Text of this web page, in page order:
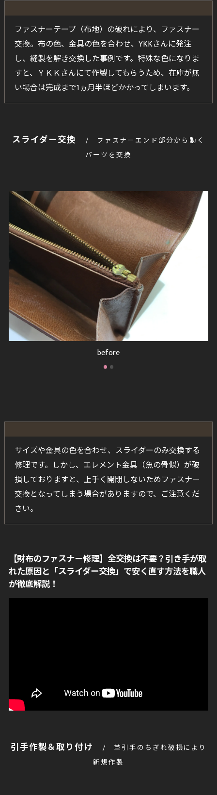
ファスナーテープ（布地）の破れにより、ファスナー
交換。布の色、金具の色を合わせ、YKKさんに発注
し、縫製を解き交換した事例です。特殊な色になりま
すと、ＹＫＫさんにて作製してもらうため、在庫が無
い場合は完成まで1ヵ月半ほどかかってしまいます。
スライダー交換
ファスナーエンド部分から動く
パーツを交換
before
サイズや金具の色を合わせ、スライダーのみ交換する
修理です。しかし、エレメント金具（魚の骨似）が破
損しておりますと、上手く開閉しないためファスナー
交換となってしまう場合がありますので、ご注意くだ
さい。
【財布のファスナー修理】全交換は不要？引き手が取
れた原因と「スライダー交換」で安く直す方法を職人
が徹底解説！
引手作製＆取り付け
革引手のちぎれ破損により
新規作製